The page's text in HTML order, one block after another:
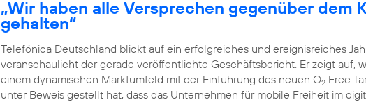
„Wir haben alle Versprechen gegenüber dem
gehalten“
Telefónica Deutschland blickt auf ein erfolgreiches und ereignisreiches
veranschaulicht der gerade veröffentlichte Geschäftsbericht. Er zeigt auf,
einem dynamischen Marktumfeld mit der Einführung des neuen O2 Free
unter Beweis gestellt hat, dass das Unternehmen für mobile Freiheit im